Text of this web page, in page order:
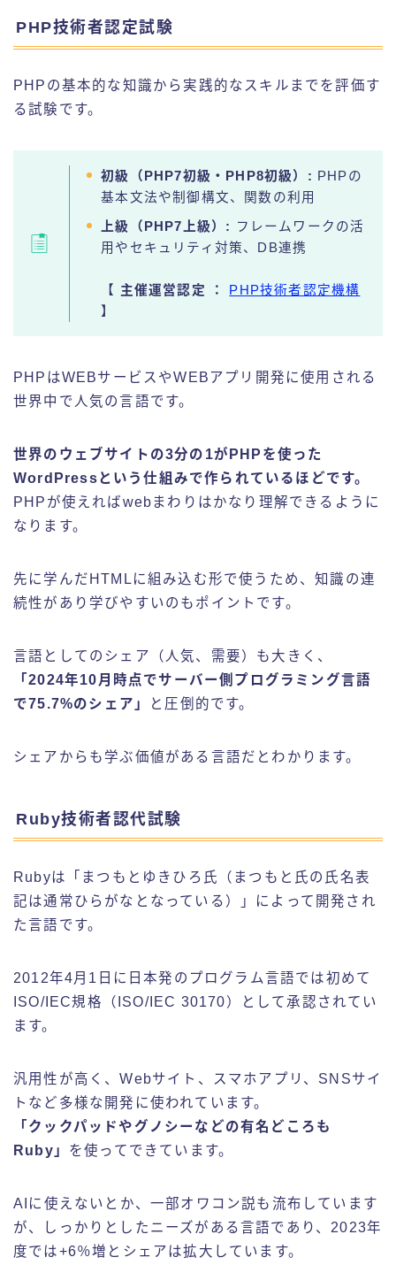
PHP技術者認定試験
PHPの基本的な知識から実践的なスキルまでを評価す
る試験です。
初級（PHP7初級・PHP8初級）: PHPの
基本文法や制御構文、関数の利用
上級（PHP7上級）:
フレームワークの活
用やセキュリティ対策、DB連携
【 主催運営認定 ：
PHP技術者認定機構
】
PHPはWEBサービスやWEBアプリ開発に使用される
世界中で人気の言語です。
世界のウェブサイトの3分の1がPHPを使った
WordPressという仕組みで作られているほどです。
PHPが使えればwebまわりはかなり理解できるように
なります。
先に学んだHTMLに組み込む形で使うため、知識の連
続性があり学びやすいのもポイントです。
言語としてのシェア（人気、需要）も大きく、
「2024年10月時点でサーバー側プログラミング言語
で75.7%のシェア」
と圧倒的です。
シェアからも学ぶ価値がある言語だとわかります。
Ruby技術者認代試験
Rubyは「まつもとゆきひろ氏（まつもと氏の氏名表
記は通常ひらがなとなっている）」によって開発され
た言語です。
2012年4月1日に日本発のプログラム言語では初めて
ISO/IEC規格（ISO/IEC 30170）として承認されてい
ます。
汎用性が高く、Webサイト、スマホアプリ、SNSサイ
トなど多様な開発に使われています。
「クックパッドやグノシーなどの有名どころも
Ruby」 を使ってできています。
AIに使えないとか、一部オワコン説も流布しています
が、しっかりとしたニーズがある言語であり、2023年
度では+6％増とシェアは拡大しています。